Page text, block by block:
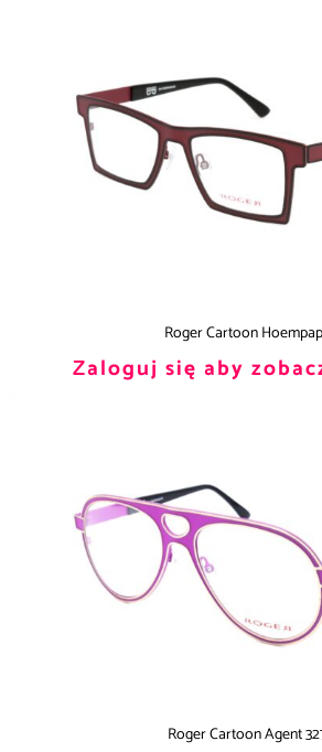
Roger Cartoon
Zaloguj się aby
Roger Cartoon Agent